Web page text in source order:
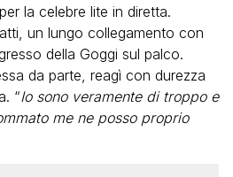
la celebre lite in diretta.
un lungo collegamento con
della Goggi sul palco.
da parte, reagì con durezza
“Io sono veramente di troppo e
me ne posso proprio